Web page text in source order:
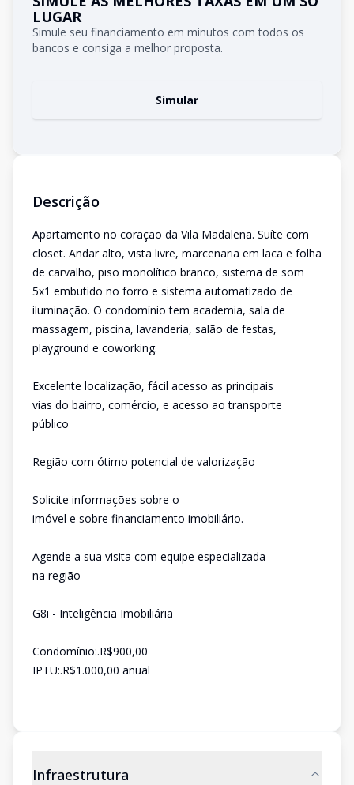
LUGAR
Simule seu financiamento em minutos com todos os
bancos e consiga a melhor proposta.
Simular
Descrição
Apartamento no coração da Vila Madalena. Suíte com
closet. Andar alto, vista livre, marcenaria em laca e folha
de carvalho, piso monolítico branco, sistema de som
5x1 embutido no forro e sistema automatizado de
iluminação. O condomínio tem academia, sala de
massagem, piscina, lavanderia, salão de festas,
playground e coworking.
Excelente localização, fácil acesso as principais
vias do bairro, comércio, e acesso ao transporte
público
Região com ótimo potencial de valorização
Solicite informações sobre o
imóvel e sobre financiamento imobiliário.
Agende a sua visita com equipe especializada
na região
G8i - Inteligência Imobiliária
Condomínio:.R$900,00
IPTU:.R$1.000,00 anual
Infraestrutura